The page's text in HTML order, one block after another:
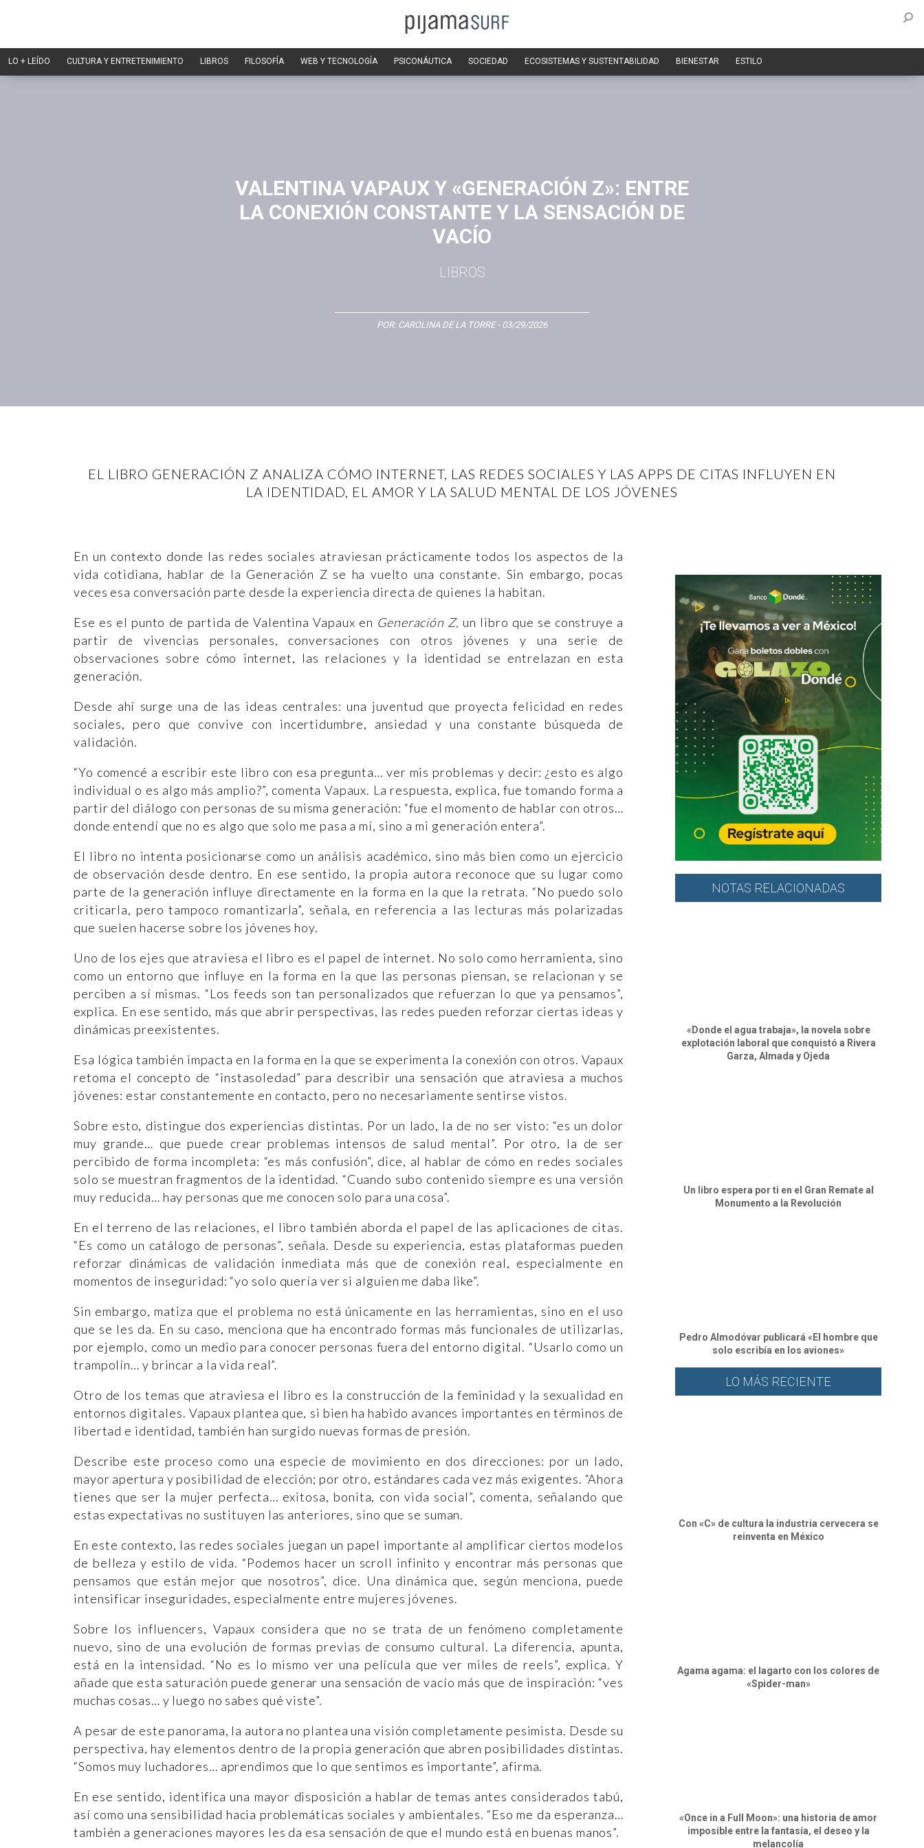
LO + LEÍDO CULTURA Y ENTRETENIMIENTO LIBROS FILOSOFÍA WEB Y TECNOLOGÍA PSICONÁUTICA SOCIEDAD ECOSISTEMAS Y SUSTENTABILIDAD BIENESTAR ESTILO
VALENTINA VAPAUX Y «GENERACIÓN Z»: ENTRE
LA CONEXIÓN CONSTANTE Y LA SENSACIÓN DE
VACÍO
LIBROS
POR: CAROLINA DE LA TORRE- 03/29/2026
EL LIBRO GENERACIÓN Z ANALIZA CÓMO INTERNET, LAS REDES SOCIALES Y LAS APPS DE CITAS INFLUYEN EN
LA IDENTIDAD, EL AMOR Y LA SALUD MENTAL DE LOS JÓVENES
En un contexto donde las redes sociales atraviesan prácticamente todos los aspectos de la
vida cotidiana, hablar de la Generación Z se ha vuelto una constante. Sin embargo, pocas
veces esa conversación parte desde la experiencia directa de quienes la habitan.
Ese es el punto de partida de Valentina Vapaux en Generación Z, un libro que se construye a
partir de vivencias personales, conversaciones con otros jóvenes y una serie de
observaciones sobre cómo internet, las relaciones y la identidad se entrelazan en esta
generación.
Desde ahí surge una de las ideas centrales: una juventud que proyecta felicidad en redes
sociales, pero que convive con incertidumbre, ansiedad y una constante búsqueda de
validación.
“Yo comencé a escribir este libro con esa pregunta… ver mis problemas y decir: ¿esto es algo
individual o es algo más amplio?”, comenta Vapaux. La respuesta, explica, fue tomando forma a
partir del diálogo con personas de su misma generación: “fue el momento de hablar con otros…
donde entendí que no es algo que solo me pasa a mí, sino a mi generación entera”.
El libro no intenta posicionarse como un análisis académico, sino más bien como un ejercicio
de observación desde dentro. En ese sentido, la propia autora reconoce que su lugar como
parte de la generación influye directamente en la forma en la que la retrata. “No puedo solo
criticarla, pero tampoco romantizarla”, señala, en referencia a las lecturas más polarizadas
que suelen hacerse sobre los jóvenes hoy.
Uno de los ejes que atraviesa el libro es el papel de internet. No solo como herramienta, sino
como un entorno que influye en la forma en la que las personas piensan, se relacionan y se
perciben a sí mismas. “Los feeds son tan personalizados que refuerzan lo que ya pensamos”,
explica. En ese sentido, más que abrir perspectivas, las redes pueden reforzar ciertas ideas y
dinámicas preexistentes.
Esa lógica también impacta en la forma en la que se experimenta la conexión con otros. Vapaux
retoma el concepto de “instasoledad” para describir una sensación que atraviesa a muchos
jóvenes: estar constantemente en contacto, pero no necesariamente sentirse vistos.
Sobre esto, distingue dos experiencias distintas. Por un lado, la de no ser visto: “es un dolor
muy grande… que puede crear problemas intensos de salud mental”. Por otro, la de ser
percibido de forma incompleta: “es más confusión”, dice, al hablar de cómo en redes sociales
solo se muestran fragmentos de la identidad. “Cuando subo contenido siempre es una versión
muy reducida… hay personas que me conocen solo para una cosa”.
En el terreno de las relaciones, el libro también aborda el papel de las aplicaciones de citas.
“Es como un catálogo de personas”, señala. Desde su experiencia, estas plataformas pueden
reforzar dinámicas de validación inmediata más que de conexión real, especialmente en
momentos de inseguridad: “yo solo quería ver si alguien me daba like”.
Sin embargo, matiza que el problema no está únicamente en las herramientas, sino en el uso
que se les da. En su caso, menciona que ha encontrado formas más funcionales de utilizarlas,
por ejemplo, como un medio para conocer personas fuera del entorno digital. “Usarlo como un
trampolín… y brincar a la vida real”.
Otro de los temas que atraviesa el libro es la construcción de la feminidad y la sexualidad en
entornos digitales. Vapaux plantea que, si bien ha habido avances importantes en términos de
libertad e identidad, también han surgido nuevas formas de presión.
Describe este proceso como una especie de movimiento en dos direcciones: por un lado,
mayor apertura y posibilidad de elección; por otro, estándares cada vez más exigentes. “Ahora
tienes que ser la mujer perfecta… exitosa, bonita, con vida social”, comenta, señalando que
estas expectativas no sustituyen las anteriores, sino que se suman.
En este contexto, las redes sociales juegan un papel importante al amplificar ciertos modelos
de belleza y estilo de vida. “Podemos hacer un scroll infinito y encontrar más personas que
pensamos que están mejor que nosotros”, dice. Una dinámica que, según menciona, puede
intensificar inseguridades, especialmente entre mujeres jóvenes.
Sobre los influencers, Vapaux considera que no se trata de un fenómeno completamente
nuevo, sino de una evolución de formas previas de consumo cultural. La diferencia, apunta,
está en la intensidad. “No es lo mismo ver una película que ver miles de reels”, explica. Y
añade que esta saturación puede generar una sensación de vacío más que de inspiración: “ves
muchas cosas… y luego no sabes qué viste”.
A pesar de este panorama, la autora no plantea una visión completamente pesimista. Desde su
perspectiva, hay elementos dentro de la propia generación que abren posibilidades distintas.
“Somos muy luchadores… aprendimos que lo que sentimos es importante”, afirma.
En ese sentido, identifica una mayor disposición a hablar de temas antes considerados tabú,
así como una sensibilidad hacia problemáticas sociales y ambientales. “Eso me da esperanza…
también a generaciones mayores les da esa sensación de que el mundo está en buenas manos”.
NOTAS RELACIONADAS
«Donde el agua trabaja», la novela sobre
explotación laboral que conquistó a Rivera
Garza, Almada y Ojeda
Un libro espera por ti en el Gran Remate al
Monumento a la Revolución
Pedro Almodóvar publicará «El hombre que
solo escribía en los aviones»
LO MÁS RECIENTE
Con «C» de cultura la industria cervecera se
reinventa en México
Agama agama: el lagarto con los colores de
«Spider-man»
«Once in a Full Moon»: una historia de amor
imposible entre la fantasía, el deseo y la
melancolía